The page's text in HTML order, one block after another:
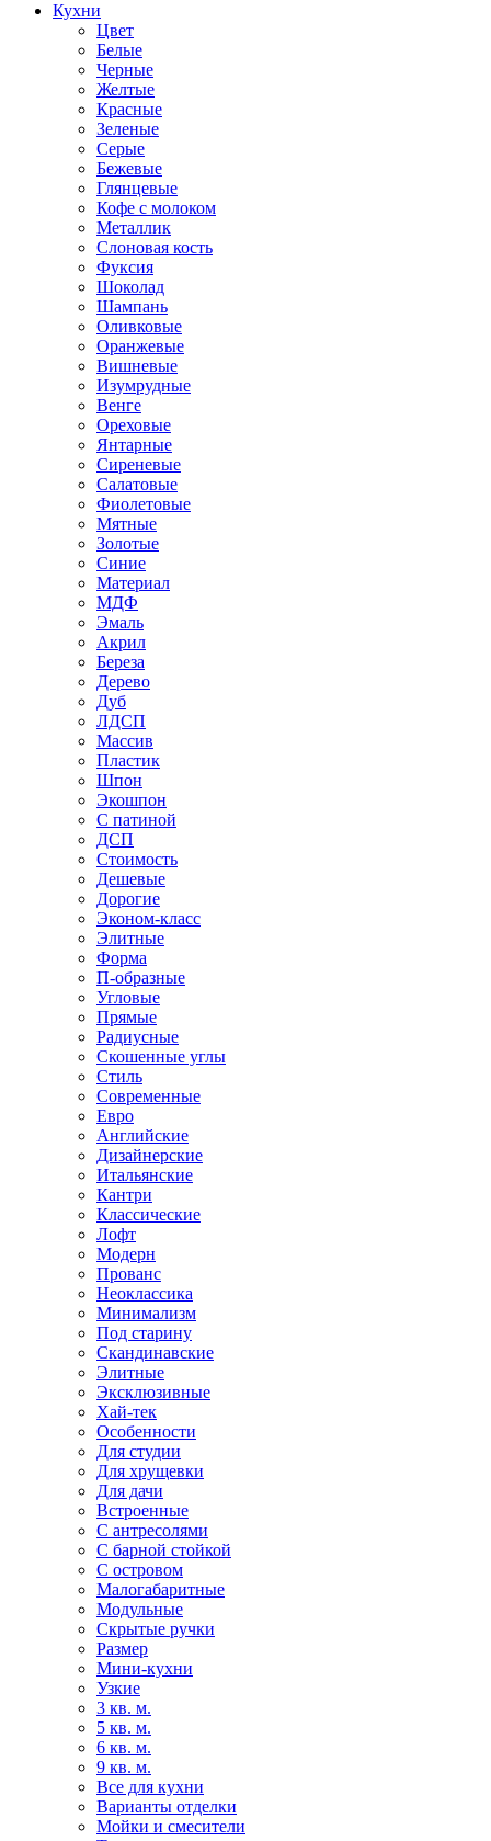
Кухни
Цвет
Белые
Черные
Желтые
Красные
Зеленые
Серые
Бежевые
Глянцевые
Кофе с молоком
Металлик
Слоновая кость
Фуксия
Шоколад
Шампань
Оливковые
Оранжевые
Вишневые
Изумрудные
Венге
Ореховые
Янтарные
Сиреневые
Салатовые
Фиолетовые
Мятные
Золотые
Синие
Материал
МДФ
Эмаль
Акрил
Береза
Дерево
Дуб
ЛДСП
Массив
Пластик
Шпон
Экошпон
С патиной
ДСП
Стоимость
Дешевые
Дорогие
Эконом-класс
Элитные
Форма
П-образные
Угловые
Прямые
Радиусные
Скошенные углы
Стиль
Современные
Евро
Английские
Дизайнерские
Итальянские
Кантри
Классические
Лофт
Модерн
Прованс
Неоклассика
Минимализм
Под старину
Скандинавские
Элитные
Эксклюзивные
Хай-тек
Особенности
Для студии
Для хрущевки
Для дачи
Встроенные
С антресолями
С барной стойкой
С островом
Малогабаритные
Модульные
Скрытые ручки
Размер
Мини-кухни
Узкие
3 кв. м.
5 кв. м.
6 кв. м.
9 кв. м.
Все для кухни
Варианты отделки
Мойки и смесители